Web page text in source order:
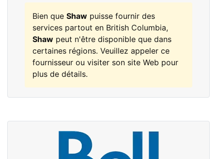
Bien que Shaw puisse fournir des
services partout en British Columbia,
Shaw peut n'être disponible que dans
certaines régions. Veuillez appeler ce
fournisseur ou visiter son site Web pour
plus de détails.